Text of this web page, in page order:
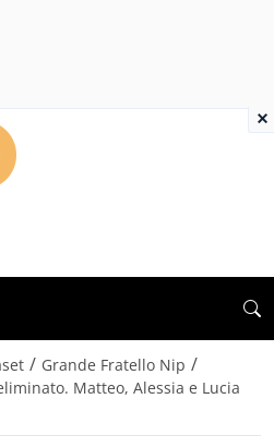
/ Grande Fratello Nip /
Matteo, Alessia e Lucia
×